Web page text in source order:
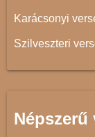
Karácsonyi
Szilveszteri
Népszerű